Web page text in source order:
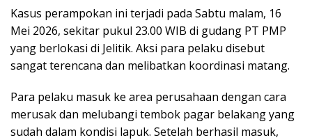
Kasus perampokan ini terjadi pada Sabtu malam, 16
Mei 2026, sekitar pukul 23.00 WIB di gudang PT PMP
yang berlokasi di Jelitik. Aksi para pelaku disebut
sangat terencana dan melibatkan koordinasi matang.
Para pelaku masuk ke area perusahaan dengan cara
merusak dan melubangi tembok pagar belakang yang
sudah dalam kondisi lapuk. Setelah berhasil masuk,